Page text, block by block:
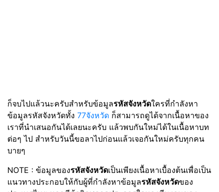
ก็จบไปแล้วนะครับสำหรับข้อมูลรหัสจังหวัดใครที่กำลังหา
ข้อมูลรหัสจังหวัดทั้ง 77จังหวัด ก็สามารถดูได้จากเนื้อหาของ
เราที่นำเสนอกันได้เลยนะครับ แล้วพบกันใหม่ได้ในเนื้อหาบท
ต่อๆ ไป สำหรับวันนี้ขอลาไปก่อนแล้วเจอกันใหม่ครับทุกคน
บายๆ
NOTE : ข้อมูลของรหัสจังหวัดเป็นเพียงเนื้อหาเบื้องต้นเพื่อเป็น
แนวทางประกอบให้กับผู้ที่กำลังหาข้อมูลรหัสจังหวัดของ